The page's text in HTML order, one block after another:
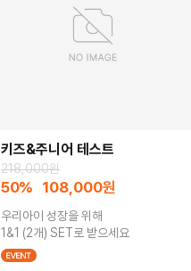
키즈&주니어 테스트
218,000원
50% 108,000원
우리아이 성장을 위해
1&1 (2개) SET로 받으세요